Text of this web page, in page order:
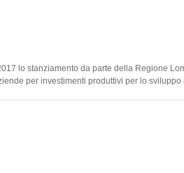
lo stanziamento da parte della Regione
per investimenti produttivi per lo sviluppo